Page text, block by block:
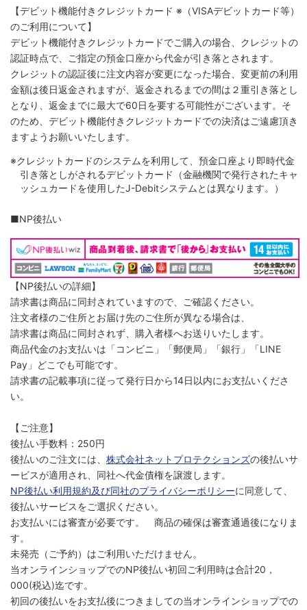
【デビット機能付きクレジットカード ※（VISAデビットカード等）
のご利用について】
デビット機能付きクレジットカードでご購入の場合、クレジットの
認証時点で、ご指定の預金口座から代金が引き落とされます。
クレジットの認証後に注文内容が変更になった場合、変更前の利用
金額は後日返金されますが、返金されるまでの間は２重引き落とし
となり、返金までに最大で60日を要する可能性がございます。そ
のため、デビット機能付きクレジットカードでの決済はご遠慮頂き
ますようお願いいたします。
※クレジットカードのシステムを利用して、預金口座より即時代金
引き落としがされるデビットカード（金融機関で発行されたキャ
ッシュカードを使用したJ-Debitシステムとは異なります。）
■NP後払い
【NP後払いの詳細】
請求書は商品に同封されていますので、ご確認ください。
注文者様のご住所とお届け先のご住所が異なる場合は、
請求書は商品に同封されず、購入者様へお送りいたします。
商品代金のお支払いは「コンビニ」「郵便局」「銀行」「LINE
Pay」どこでも可能です。
請求書の記載事項に従って発行日から14日以内にお支払いくださ
い。
【ご注意】
後払い手数料：250円
後払いのご注文には、 株式会社ネットプロテクションズの後払いサ
ービスが適用され、同社へ代金債権を譲渡します。
NP後払い利用規約及び同社のプライバシーポリシーに同意して、
後払いサービスをご選択ください。
お支払いには審査が必要です。 商品の確保は審査通過後になりま
す。
未発売（ご予約）はご利用いただけません。
当オンラインショップでのNP後払い初回ご利用時は合計20，
000(税込)迄です。
初回の後払いをお支払後につきましての当オンラインショップでの